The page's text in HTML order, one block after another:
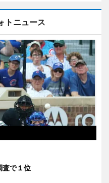
トニュース
査で１位